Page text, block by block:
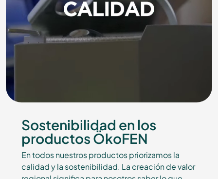
Sostenibilidad en los
productos ÖkoFEN
En todos nuestros productos priorizamos la
calidad y la sostenibilidad. La creación de valor